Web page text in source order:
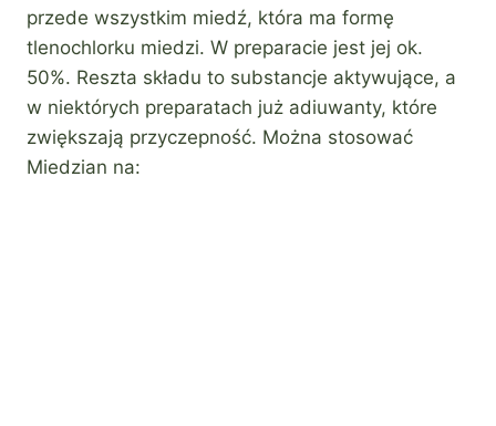
przede wszystkim miedź, która ma formę
tlenochlorku miedzi. W preparacie jest jej ok.
50%. Reszta składu to substancje aktywujące, a
w niektórych preparatach już adiuwanty, które
zwiększają przyczepność. Można stosować
Miedzian na: